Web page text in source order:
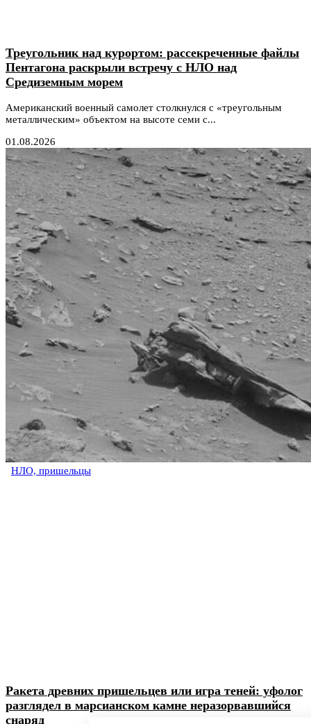
Треугольник над курортом: рассекреченные файлы
Пентагона раскрыли встречу с НЛО над
Средиземным морем
Американский военный самолет столкнулся с «треугольным
металлическим» объектом на высоте семи с...
01.08.2026
НЛО, пришельцы
Ракета древних пришельцев или игра теней: уфолог
разглядел в марсианском камне неразорвавшийся
снаряд